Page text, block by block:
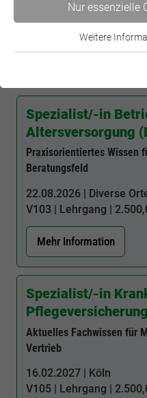
23.04.2027 | Diverse
| Lehrgang |
Spezialist/-in
Altersversorgung
Praxisorientiertes Wissen
Beratungsfeld
22.08.2026 | Diverse
V103 | Lehrgang |
Mehr Information
Spezialist/-in
Aktuelles Fachwissen für
Vertrieb
16.02.2027 | Köln
V105 | Lehrgang |
Nur essenzielle
Essenzielle Cookies werden
Webseite einwandfrei
Name
Anbieter BWV
Zweck
Dieses
Cookie-
speichern.
Name
Anbieter BWV
Laufzeit
Dieser Wert
Cookie-
Google Analytics
Name _ga
2 Jahre
Zweck
wird, um
Besucher
Anbieter Google
Cookie-
Weitere